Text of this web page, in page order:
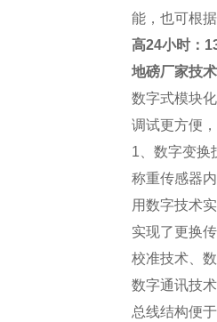
能，也可根
高24小时：
地磅厂家技
数字式模块
调试更方便
1 、数字变
称重传感器
用数字技术
实现了更换
校准技术、
数字通讯技术
总线结构便